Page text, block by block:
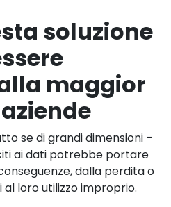
soluzione
maggior
se di grandi dimensioni –
ai dati potrebbe portare
dalla perdita o
loro utilizzo improprio.